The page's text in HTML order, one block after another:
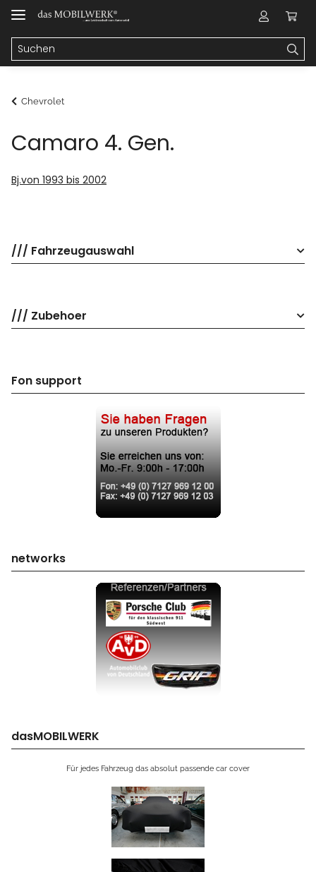
Chevrolet
Camaro 4. Gen.
Bj.von 1993 bis 2002
/// Fahrzeugauswahl
/// Zubehoer
Fon support
networks
dasMOBILWERK
Für jedes Fahrzeug das absolut passende car cover